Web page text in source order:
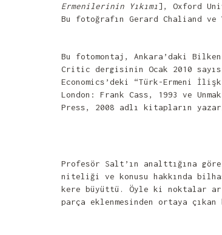
Ermenilerinin Yıkımı], Oxford
Bu fotoğrafın Gerard Chaliand ve
Bu fotomontaj, Ankara’daki
Critic dergisinin Ocak 2010
Economics’deki “Türk-Ermeni
London: Frank Cass, 1993 ve
Press, 2008 adlı kitapların
Profesör Salt’ın analttığına
niteliği ve konusu hakkında
kere büyüttü. Öyle ki noktalar
parça eklenmesinden ortaya